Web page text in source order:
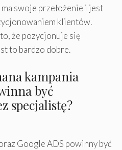
swoje przełożenie i jest
klientów.
że pozycjonuje się
to bardzo dobre.
kampania
być
specjalistę?
Google ADS powinny być